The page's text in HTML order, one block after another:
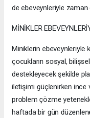
de ebeveynleriyle zaman
MİNİKLER
Miniklerin ebeveynleriyle
çocukların sosyal,
destekleyecek şekilde
iletişimi güçlenirken ince
problem çözme
haftada bir gün